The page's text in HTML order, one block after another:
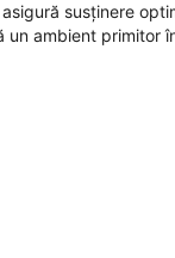
susținere
ambient primitor